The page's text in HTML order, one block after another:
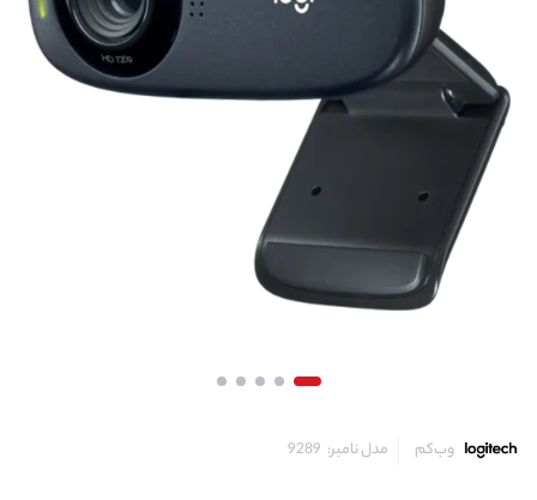
وب‌کم مدل نامبر: 9289